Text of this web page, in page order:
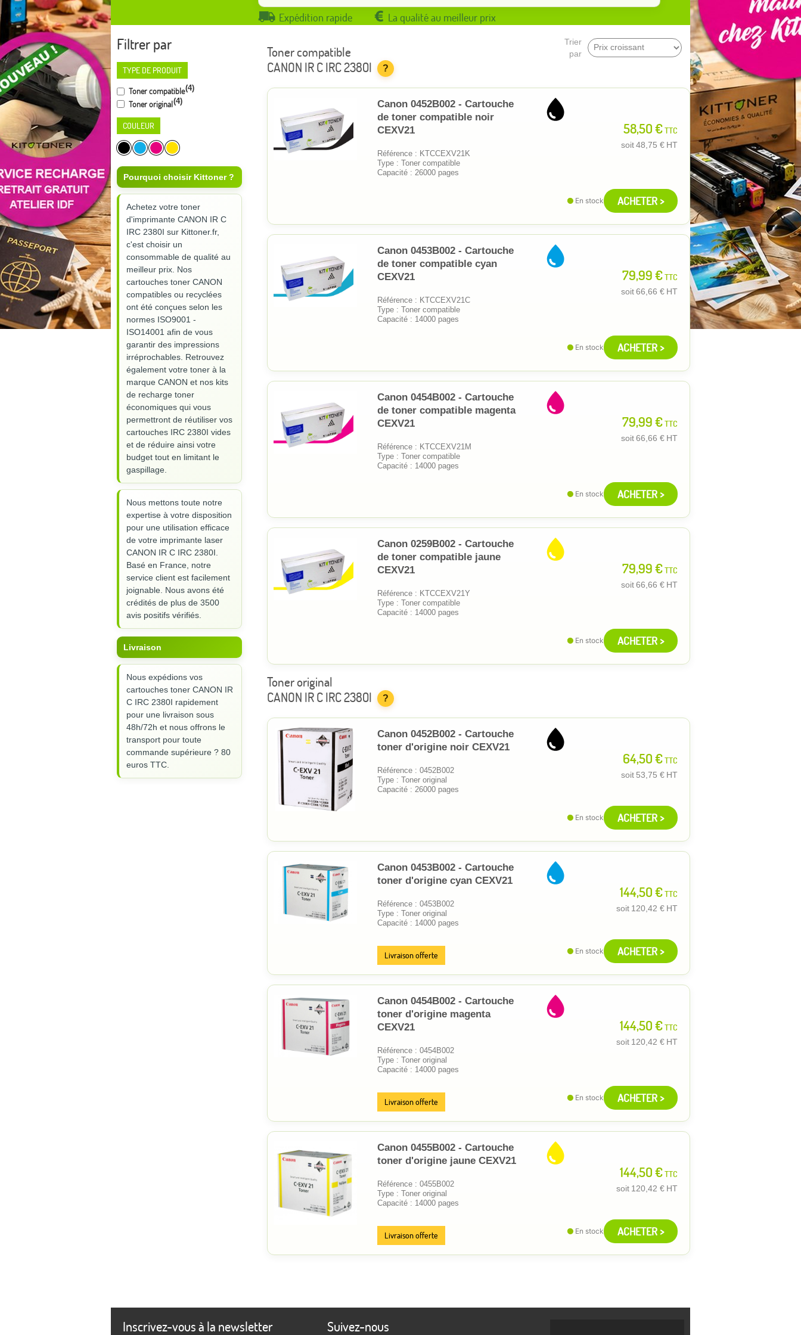
Expédition rapide La qualité au meilleur prix
Filtrer par
TYPE DE PRODUIT
Toner compatible(4)
Toner original(4)
COULEUR
Pourquoi choisir Kittoner ?
Achetez votre toner
d'imprimante CANON IR C
IRC 2380I sur Kittoner.fr,
c'est choisir un
consommable de qualité au
meilleur prix. Nos
cartouches toner CANON
compatibles ou recyclées
ont été conçues selon les
normes ISO9001 -
ISO14001 afin de vous
garantir des impressions
irréprochables. Retrouvez
également votre toner à la
marque CANON et nos kits
de recharge toner
économiques qui vous
permettront de réutiliser vos
cartouches IRC 2380I vides
et de réduire ainsi votre
budget tout en limitant le
gaspillage.
Nous mettons toute notre
expertise à votre disposition
pour une utilisation efficace
de votre imprimante laser
CANON IR C IRC 2380I.
Basé en France, notre
service client est facilement
joignable. Nous avons été
crédités de plus de 3500
avis positifs vérifiés.
Livraison
Nous expédions vos
cartouches toner CANON IR
C IRC 2380I rapidement
pour une livraison sous
48h/72h et nous offrons le
transport pour toute
commande supérieure ? 80
euros TTC.
Trier
par
Toner compatible
CANON IR C IRC 2380I
?
Canon 0452B002 - Cartouche
de toner compatible noir
CEXV21
Référence : KTCCEXV21K
Type : Toner compatible
Capacité : 26000 pages
58,50 €TTC
soit48,75 € HT
En stock ACHETER >
Canon 0453B002 - Cartouche
de toner compatible cyan
CEXV21
Référence : KTCCEXV21C
Type : Toner compatible
Capacité : 14000 pages
79,99 €TTC
soit66,66 € HT
En stock ACHETER >
Canon 0454B002 - Cartouche
de toner compatible magenta
CEXV21
Référence : KTCCEXV21M
Type : Toner compatible
Capacité : 14000 pages
79,99 €TTC
soit66,66 € HT
En stock ACHETER >
Canon 0259B002 - Cartouche
de toner compatible jaune
CEXV21
Référence : KTCCEXV21Y
Type : Toner compatible
Capacité : 14000 pages
79,99 €TTC
soit66,66 € HT
En stock ACHETER >
Toner original
CANON IR C IRC 2380I
?
Canon 0452B002 - Cartouche
toner d'origine noir CEXV21
Référence : 0452B002
Type : Toner original
Capacité : 26000 pages
64,50 €TTC
soit 53,75 € HT
En stock ACHETER >
Canon 0453B002 - Cartouche
toner d'origine cyan CEXV21
Référence : 0453B002
Type : Toner original
Capacité : 14000 pages
144,50 €TTC
soit 120,42 € HT
Livraison offerte En stock ACHETER >
Canon 0454B002 - Cartouche
toner d'origine magenta
CEXV21
Référence : 0454B002
Type : Toner original
Capacité : 14000 pages
144,50 €TTC
soit 120,42 € HT
Livraison offerte En stock ACHETER >
Canon 0455B002 - Cartouche
toner d'origine jaune CEXV21
Référence : 0455B002
Type : Toner original
Capacité : 14000 pages
144,50 €TTC
soit 120,42 € HT
Livraison offerte En stock ACHETER >
Inscrivez-vous à la newsletter Suivez-nous